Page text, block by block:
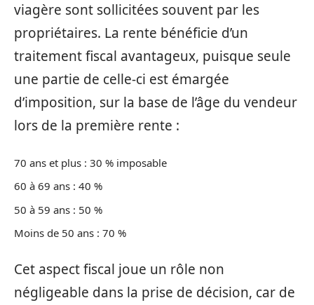
viagère sont sollicitées souvent par les
propriétaires. La rente bénéficie d’un
traitement fiscal avantageux, puisque seule
une partie de celle-ci est émargée
d’imposition, sur la base de l’âge du vendeur
lors de la première rente :
70 ans et plus : 30 % imposable
60 à 69 ans : 40 %
50 à 59 ans : 50 %
Moins de 50 ans : 70 %
Cet aspect fiscal joue un rôle non
négligeable dans la prise de décision, car de